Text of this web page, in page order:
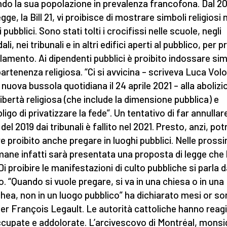
la sua popolazione in prevalenza francofona. Dal
la Bill 21, vi proibisce di mostrare simboli religiosi
pubblici. Sono stati tolti i crocifissi nelle scuole, negli
nei tribunali e in altri edifici aperti al pubblico, per
Ai dipendenti pubblici è proibito indossare
religiosa. “Ci si avvicina – scriveva Luca
bussola quotidiana il 24 aprile 2021 – alla
religiosa (che include la dimensione pubblica) e
di privatizzare la fede”. Un tentativo di far
2019 dai tribunali è fallito nel 2021. Presto, anzi,
proibito anche pregare in luoghi pubblici. Nelle
infatti sarà presentata una proposta di legge che
proibire le manifestazioni di culto pubbliche si parla
“Quando si vuole pregare, si va in una chiesa o in una
non in un luogo pubblico” ha dichiarato mesi or
François Legault. Le autorità cattoliche hanno
e addolorate. L’arcivescovo di Montréal,